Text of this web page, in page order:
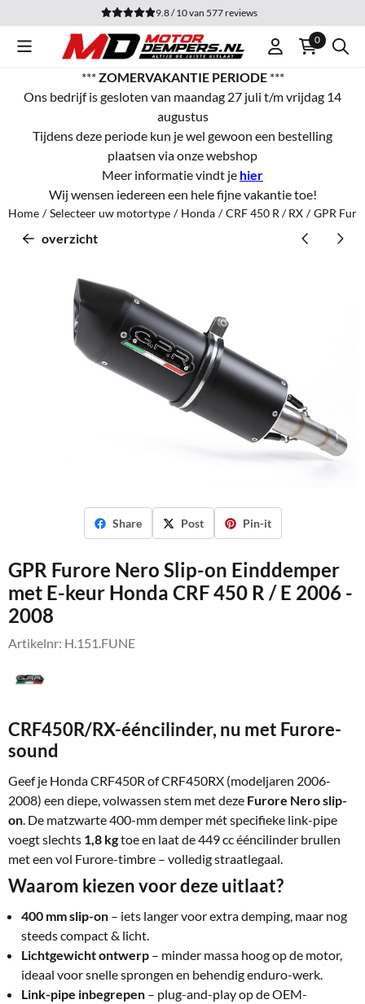
Cookievoorkeuren zijn momenteel gesloten.
9.8 / 10van 577reviews
0
***ZOMERVAKANTIE PERIODE***
Ons bedrijf is gesloten van maandag 27 juli t/m vrijdag 14
augustus
Tijdens deze periode kun je wel gewoon een bestelling
plaatsen via onze webshop
Meer informatie vindt je hier
Wij wensen iedereen een hele fijne vakantie toe!
Home / Selecteer uw motortype / Honda / CRF 450 R / RX / GPR
overzicht
Share Post Pin-it
GPR Furore Nero Slip-on Einddemper
met E-keur Honda CRF 450 R / E 2006 -
2008
Artikelnr: H.151.FUNE
CRF450R/RX-ééncilinder, nu met Furore-
sound
Geef je Honda CRF450R of CRF450RX (modeljaren 2006-
2008) een diepe, volwassen stem met deze Furore Nero slip-
on. De matzwarte 400-mm demper mét specifieke link-pipe
voegt slechts 1,8 kgtoe en laat de 449 cc ééncilinder brullen
met een vol Furore-timbre – volledig straatlegaal.
Waarom kiezen voor deze uitlaat?
400 mm slip-on – iets langer voor extra demping, maar nog
steeds compact & licht.
Lichtgewicht ontwerp – minder massa hoog op de motor,
ideaal voor snelle sprongen en behendig enduro-werk.
Link-pipe inbegrepen – plug-and-play op de OEM-